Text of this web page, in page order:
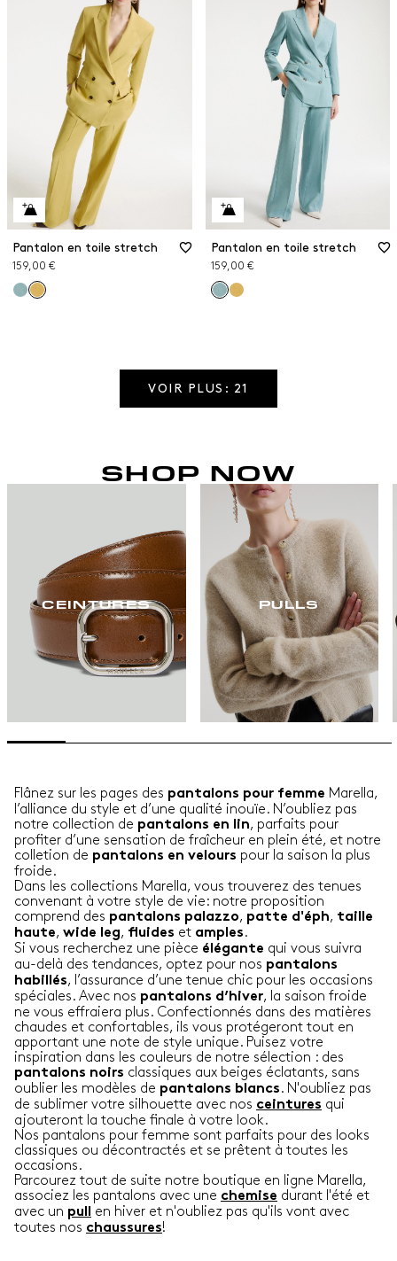
Pantalon en toile stretch
159,00 €
Pantalon en toile stretch
159,00 €
VOIR PLUS: 21
SHOP NOW
CEINTURES PULLS
Flânez sur les pages des pantalons pour femme Marella,
l’alliance du style et d’une qualité inouïe. N’oubliez pas
notre collection de pantalons en lin, parfaits pour
profiter d’une sensation de fraîcheur en plein été, et notre
colletion de pantalons en velours pour la saison la plus
froide.
Dans les collections Marella, vous trouverez des tenues
convenant à votre style de vie: notre proposition
comprend des pantalons palazzo, patte d'éph, taille
haute, wide leg, fluides et amples .
Si vous recherchez une pièce élégante qui vous suivra
au-delà des tendances, optez pour nos pantalons
habillés, l’assurance d’une tenue chic pour les occasions
spéciales. Avec nos pantalons d’hiver, la saison froide
ne vous effraiera plus. Confectionnés dans des matières
chaudes et confortables, ils vous protégeront tout en
apportant une note de style unique. Puisez votre
inspiration dans les couleurs de notre sélection : des
pantalons noirs classiques aux beiges éclatants, sans
oublier les modèles de pantalons blancs . N'oubliez pas
de sublimer votre silhouette avec nos ceintures qui
ajouteront la touche finale à votre look.
Nos pantalons pour femme sont parfaits pour des looks
classiques ou décontractés et se prêtent à toutes les
occasions.
Parcourez tout de suite notre boutique en ligne Marella,
associez les pantalons avec une chemise durant l'été et
avec un pull
en hiver et n'oubliez pas qu'ils vont avec
toutes nos chaussures!